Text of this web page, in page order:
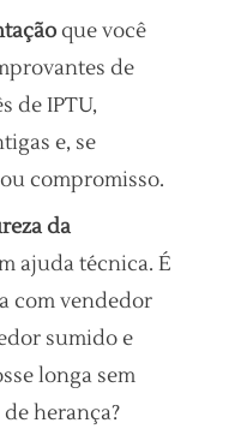
que você
de
de IPTU,
e, se
compromisso.
da
ajuda técnica. É
com vendedor
sumido e
longa sem
herança?